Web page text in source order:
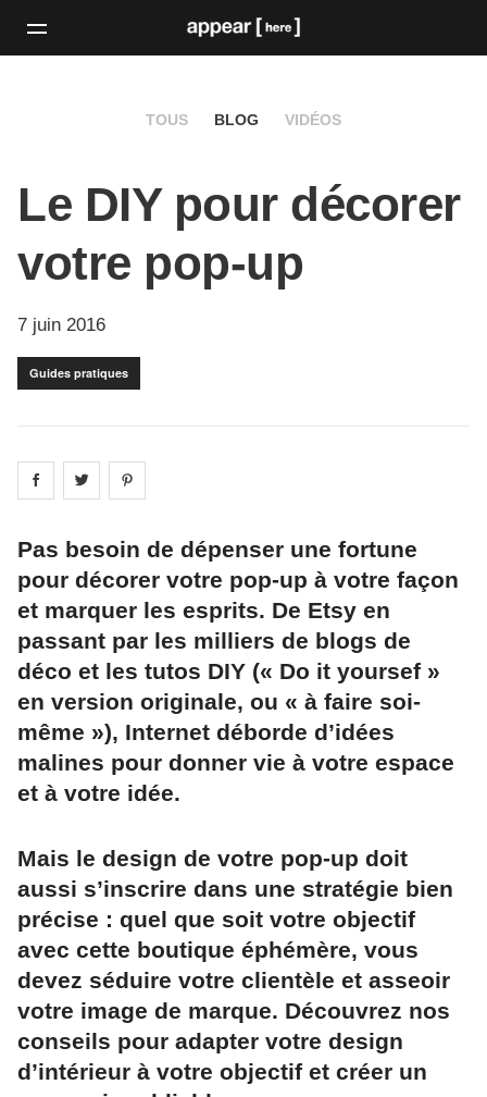
TOUS BLOG VIDÉOS
Le DIY pour décorer
votre pop-up
7 juin 2016
Guides pratiques
Share on facebook
Share on
Pas besoin de dépenser une fortune
pour décorer votre pop-up à votre façon
et marquer les esprits. De Etsy en
passant par les milliers de blogs de
déco et les tutos DIY (« Do it yoursef »
en version originale, ou « à faire soi-
même »), Internet déborde d’idées
malines pour donner vie à votre espace
et à votre idée.
Mais le design de votre pop-up doit
aussi s’inscrire dans une stratégie bien
précise : quel que soit votre objectif
avec cette boutique éphémère, vous
devez séduire votre clientèle et asseoir
votre image de marque. Découvrez nos
conseils pour adapter votre design
d’intérieur à votre objectif et créer un